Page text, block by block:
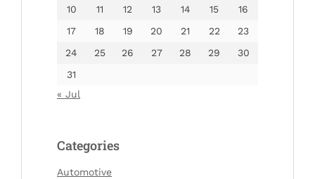
10
11 12 13 14 15
16
17
18 19 20 21 22
23
24
25 26 27 28 29
30
31
« Jul
Categories
Automotive